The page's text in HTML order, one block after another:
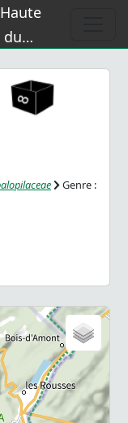
du
Genre :